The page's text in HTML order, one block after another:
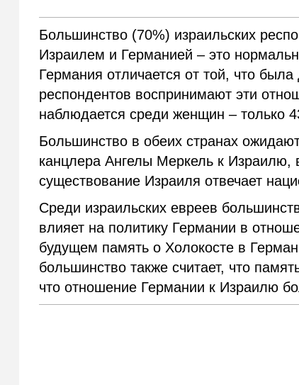
Большинство (70%) израильских
Израилем и Германией – это
Германия отличается от той, что
респондентов воспринимают эти
наблюдается среди женщин – только
Большинство в обеих странах
канцлера Ангелы Меркель к Израилю,
существование Израиля отвечает
Среди израильских евреев
влияет на политику Германии в
будущем память о Холокосте в
большинство также считает, что
что отношение Германии к Израилю